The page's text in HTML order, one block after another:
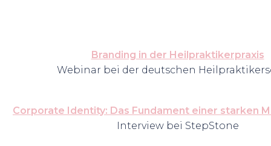
Branding in der Heilpraktikerpraxis
Webinar bei der deutschen
Corporate Identity: Das Fundament einer starken
Interview bei StepStone